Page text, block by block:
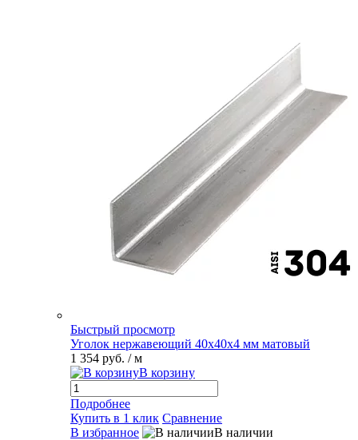
Быстрый просмотр
Уголок нержавеющий 40х40х4 мм матовый
1 354 руб. / м
В корзину
Подробнее
Купить в 1 клик Сравнение
В избранное
В наличии